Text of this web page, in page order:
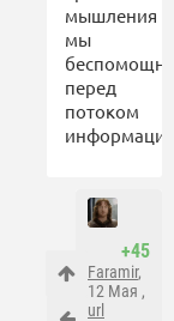
мышления
мы
перед
потоком
+45
Faramir,
12 Мая ,
url